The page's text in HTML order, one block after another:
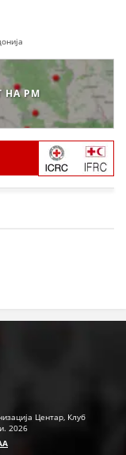
НА РМ
Центар, Клуб
2026